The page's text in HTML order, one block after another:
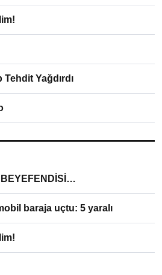
Yağdırdı
baraja uçtu: 5 yaralı